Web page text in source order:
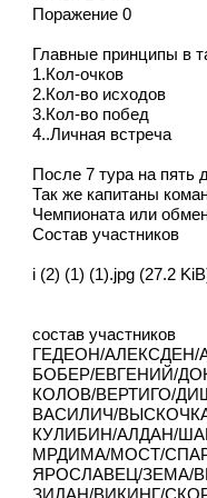
Поражение 0
Главные принципы в
1.Кол-очков
2.Кол-во исходов
3.Кол-во побед
4..Личная встреча
После 7 тура на пять
Так же капитаны
Чемпионата или
Состав участников
i (2) (1) (1).jpg (27.2
состав участников
ГЕДЕОН/АЛЕКСДЕН/
БОБЕР/ЕВГЕНИЙ/
КОЛОВ/ВЕРТИГО/
ВАСИЛИЧ/
КУЛИБИН/АЛДАН/
МРДИМА/МОСТ/
ЯРОСЛАВЕЦ/ЗЕМА/
ЗИДАН/ВИКИНГ/